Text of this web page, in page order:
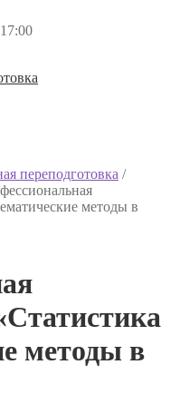
переподготовка /
методы в
методы в